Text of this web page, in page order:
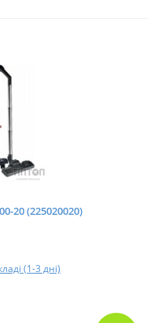
20 (225020020)
(1-3 дні)